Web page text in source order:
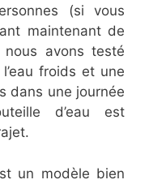
(si vous
maintenant de
avons testé
froids et une
dans une journée
d’eau est
un modèle bien